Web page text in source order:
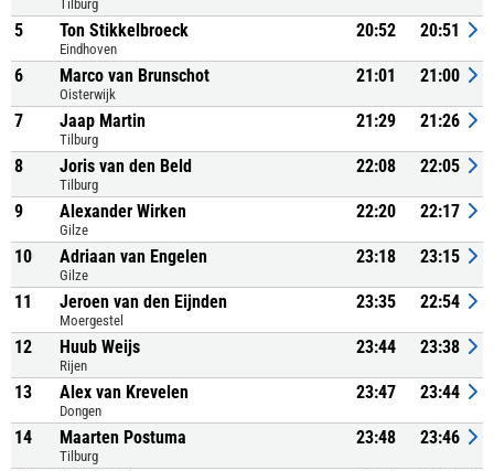
Tilburg
5 Ton Stikkelbroeck
Eindhoven
20:52 20:51
6 Marco van Brunschot
Oisterwijk
21:01 21:00
7 Jaap Martin
Tilburg
21:29 21:26
8 Joris van den Beld
Tilburg
22:08 22:05
9 Alexander Wirken
Gilze
22:20 22:17
10 Adriaan van Engelen
Gilze
23:18 23:15
11 Jeroen van den Eijnden
Moergestel
23:35 22:54
12 Huub Weijs
Rijen
23:44 23:38
13 Alex van Krevelen
Dongen
23:47 23:44
14 Maarten Postuma
Tilburg
23:48 23:46